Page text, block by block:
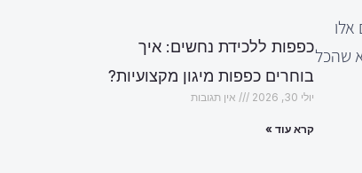
שהכלכפפות ללכידת נחשים: איך
בוחרים כפפות מיגון מקצועיות?
יולי 30, 2026 אין תגובות
קרא עוד »